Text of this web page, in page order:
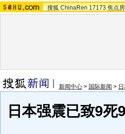
搜狐 ChinaRen 17173 焦点
新闻中心 > 国际新闻 >
日本强震已致9